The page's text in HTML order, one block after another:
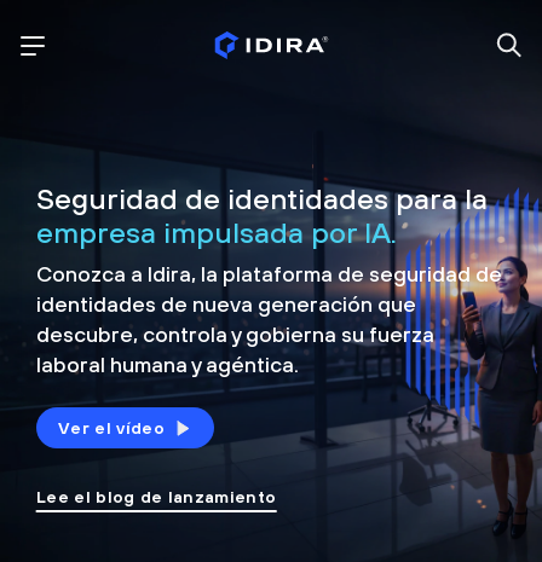
Seguridad de identidades para la
empresa impulsada por IA.
Conozca a Idira, la plataforma de seguridad de
identidades de nueva generación que
descubre, controla ygobierna su fuerza
laboral humana y agéntica.
Ver el vídeo
Lee el blog de lanzamiento